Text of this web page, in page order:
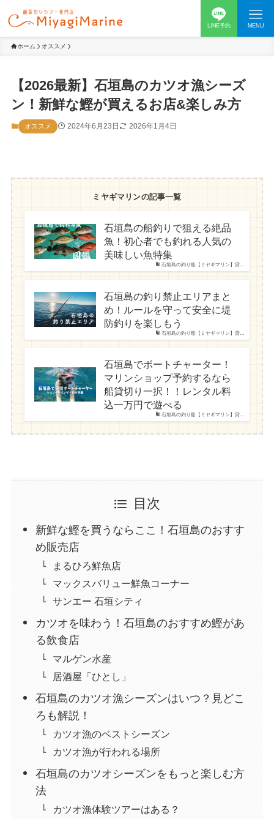
LINE予約 MENU
ホーム オススメ
【2026最新】石垣島のカツオ漁シーズ
ン！新鮮な鰹が買えるお店&楽しみ方
オススメ 2024年6月23日 2026年1月4日
ミヤギマリンの記事一覧
石垣島の釣り船【ミヤギマリン】貸…
石垣島の船釣りで狙える絶品
魚！初心者でも釣れる人気の
美味しい魚特集
石垣島の釣り船【ミヤギマリン】貸…
石垣島の釣り禁止エリアまと
め！ルールを守って安全に堤
防釣りを楽しもう
石垣島の釣り船【ミヤギマリン】貸…
石垣島でボートチャーター！
マリンショップ予約するなら
船貸切り一択！！レンタル料
込一万円で遊べる
目次
新鮮な鰹を買うならここ！石垣島のおすす
め販売店
まるひろ鮮魚店
マックスバリュー鮮魚コーナー
サンエー 石垣シティ
カツオを味わう！石垣島のおすすめ鰹があ
る飲食店
マルゲン水産
居酒屋「ひとし」
石垣島のカツオ漁シーズンはいつ？見どこ
ろも解説！
カツオ漁のベストシーズン
カツオ漁が行われる場所
石垣島のカツオシーズンをもっと楽しむ方
法
カツオ漁体験ツアーはある？